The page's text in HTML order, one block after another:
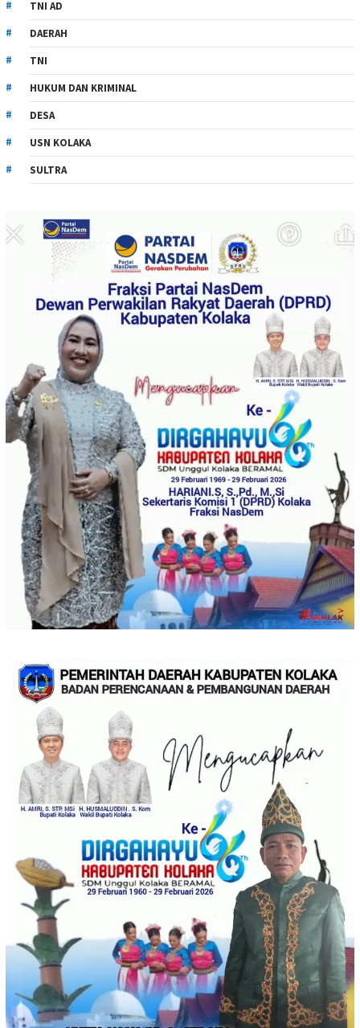
TNI AD
DAERAH
TNI
HUKUM DAN KRIMINAL
DESA
USN KOLAKA
SULTRA